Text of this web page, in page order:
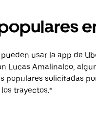
usar la app de
Lucas Amalinalco,
populares solicitadas
trayectos.*